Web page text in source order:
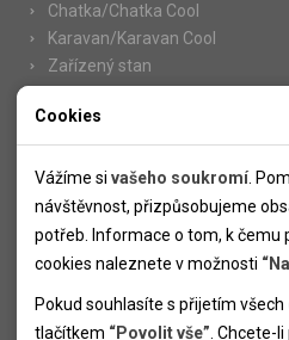
Chatka/Chatka Cool
Karavan/Karavan Cool
Zařízený stan
Informace
Novinky
Kolektivy
SUPER FIRST MINUTE
Informace k letním pobytům
Informace o letecké dopravě
Cookies
Vážíme si vašeho soukromí .
návštěvnost, přizpůsobujeme
potřeb. Informace o tom, k čemu
cookies naleznete v možnosti
Pokud souhlasíte s přijetím všech
tlačítkem “Povolit vše” . Chcete-
Nutné cookies pomáhají, aby byla
tak, že umožní základní funkce
přístup k zabezpečeným sekcím
stránka nemůže správně
Analytické cookies